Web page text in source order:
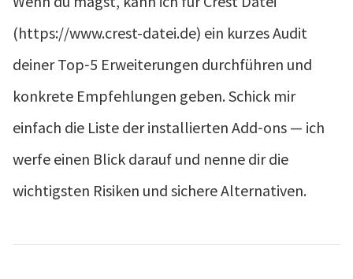
(https://www.crest-datei.de) ein kurzes Audit
deiner Top‑5 Erweiterungen durchführen und
konkrete Empfehlungen geben. Schick mir
einfach die Liste der installierten Add‑ons — ich
werfe einen Blick darauf und nenne dir die
wichtigsten Risiken und sichere Alternativen.